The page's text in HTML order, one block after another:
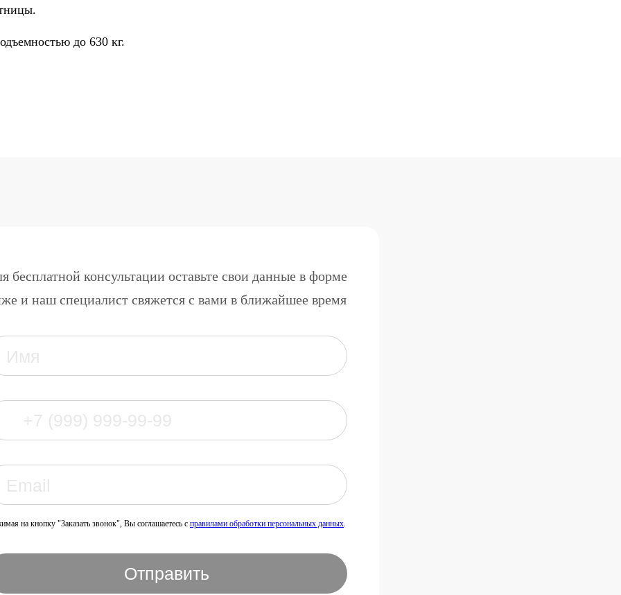
до 630 кг.
бесплатной консультации оставьте свои данные в форме
и наш специалист свяжется с вами в ближайшее время
на кнопку "Заказать звонок", Вы соглашаетесь с правилами обработки персональных данных.
Отправить